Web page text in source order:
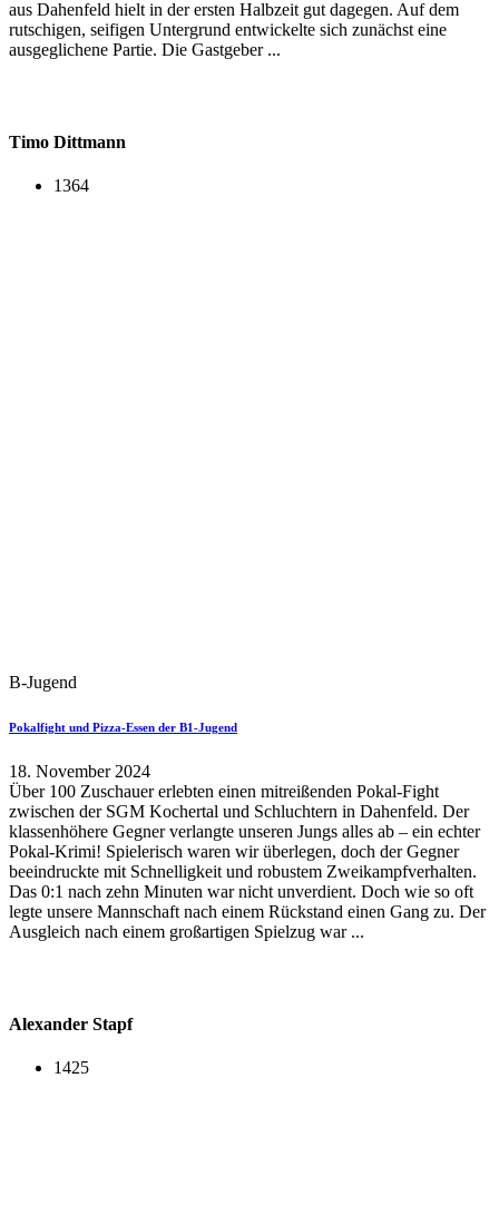
aus Dahenfeld hielt in der ersten Halbzeit gut dagegen. Auf dem
rutschigen, seifigen Untergrund entwickelte sich zunächst eine
ausgeglichene Partie. Die Gastgeber ...
Timo Dittmann
1364
B-Jugend
Pokalfight und Pizza-Essen der B1-Jugend
18. November 2024
Über 100 Zuschauer erlebten einen mitreißenden Pokal-Fight
zwischen der SGM Kochertal und Schluchtern in Dahenfeld. Der
klassenhöhere Gegner verlangte unseren Jungs alles ab – ein echter
Pokal-Krimi! Spielerisch waren wir überlegen, doch der Gegner
beeindruckte mit Schnelligkeit und robustem Zweikampfverhalten.
Das 0:1 nach zehn Minuten war nicht unverdient. Doch wie so oft
legte unsere Mannschaft nach einem Rückstand einen Gang zu. Der
Ausgleich nach einem großartigen Spielzug war ...
Alexander Stapf
1425